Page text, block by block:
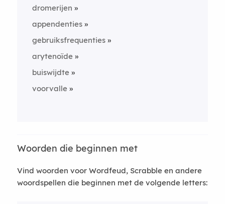
dromerijen
appendenties
gebruiksfrequenties
arytenoïde
buiswijdte
voorvalle
Woorden die beginnen met
Vind woorden voor Wordfeud, Scrabble en andere
woordspellen die beginnen met de volgende letters: